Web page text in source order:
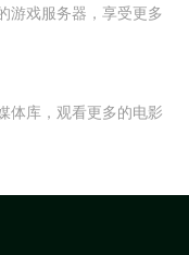
游戏服务器，享受更多
体库，观看更多的电影